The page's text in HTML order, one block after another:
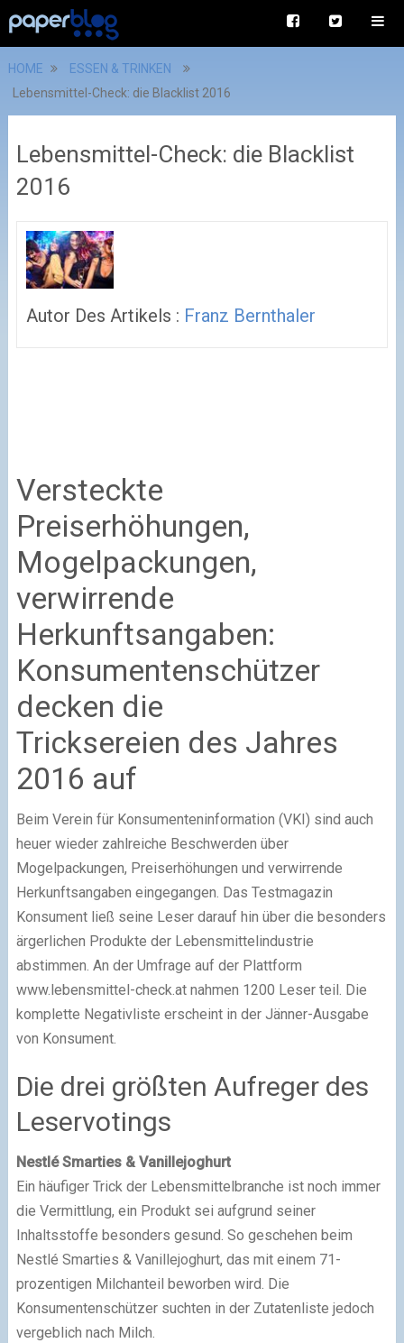
HOME
ESSEN & TRINKEN
Lebensmittel-Check: die Blacklist 2016
Lebensmittel-Check: die Blacklist
2016
Autor Des Artikels : Franz Bernthaler
Versteckte
Preiserhöhungen,
Mogelpackungen,
verwirrende
Herkunftsangaben:
Konsumentenschützer
decken die
Tricksereien des Jahres
2016 auf
Beim Verein für Konsumenteninformation (VKI) sind auch
heuer wieder zahlreiche Beschwerden über
Mogelpackungen, Preiserhöhungen und verwirrende
Herkunftsangaben eingegangen. Das Testmagazin
Konsument ließ seine Leser darauf hin über die besonders
ärgerlichen Produkte der Lebensmittelindustrie
abstimmen. An der Umfrage auf der Plattform
www.lebensmittel-check.at nahmen 1200 Leser teil. Die
komplette Negativliste erscheint in der Jänner-Ausgabe
von Konsument.
Die drei größten Aufreger des
Leservotings
Nestlé Smarties & Vanillejoghurt
Ein häufiger Trick der Lebensmittelbranche ist noch immer
die Vermittlung, ein Produkt sei aufgrund seiner
Inhaltsstoffe besonders gesund. So geschehen beim
Nestlé Smarties & Vanillejoghurt, das mit einem 71-
prozentigen Milchanteil beworben wird. Die
Konsumentenschützer suchten in der Zutatenliste jedoch
vergeblich nach Milch.